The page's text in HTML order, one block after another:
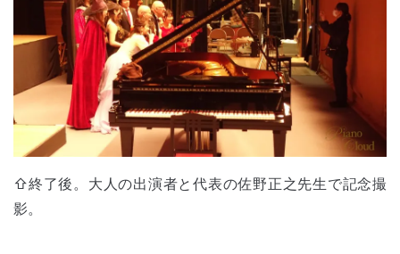
⇧終了後。大人の出演者と代表の佐野正之先生で記念撮
影。